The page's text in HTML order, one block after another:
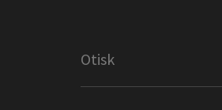
Otisk